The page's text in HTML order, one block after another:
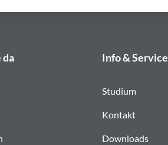
da Info & Service
Studium
Kontakt
Downloads